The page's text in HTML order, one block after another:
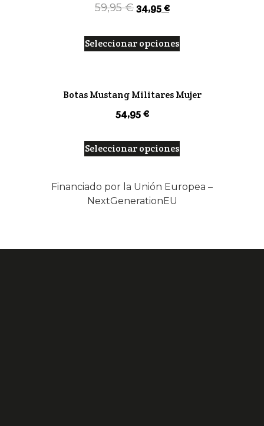
59,95€34,95€
Seleccionar opciones
Botas Mustang Militares Mujer
54,95€
Seleccionar opciones
Financiado por la Unión Europea –
NextGenerationEU